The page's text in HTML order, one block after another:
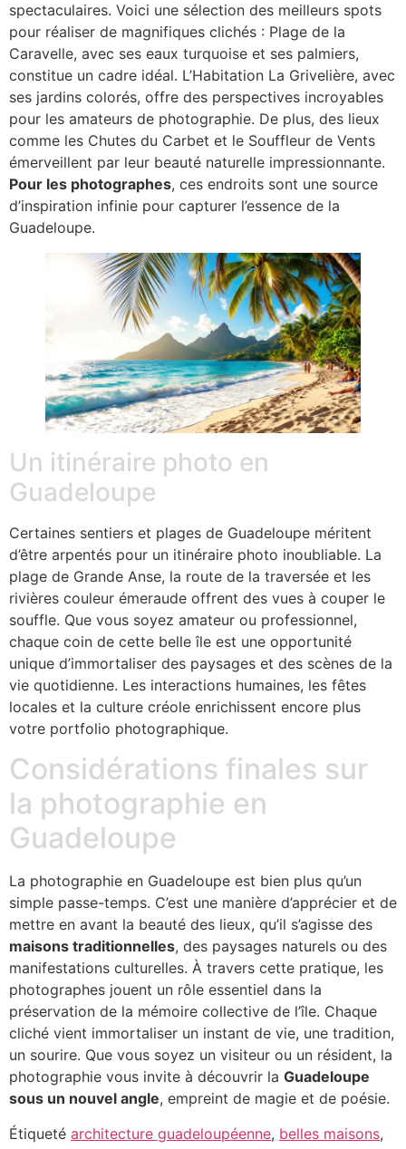
spectaculaires. Voici une sélection des meilleurs spots
pour réaliser de magnifiques clichés : Plage de la
Caravelle, avec ses eaux turquoise et ses palmiers,
constitue un cadre idéal. L’Habitation La Grivelière, avec
ses jardins colorés, offre des perspectives incroyables
pour les amateurs de photographie. De plus, des lieux
comme les Chutes du Carbet et le Souffleur de Vents
émerveillent par leur beauté naturelle impressionnante.
Pour les photographes, ces endroits sont une source
d’inspiration infinie pour capturer l’essence de la
Guadeloupe.
Un itinéraire photo en
Guadeloupe
Certaines sentiers et plages de Guadeloupe méritent
d’être arpentés pour un itinéraire photo inoubliable. La
plage de Grande Anse, la route de la traversée et les
rivières couleur émeraude offrent des vues à couper le
souffle. Que vous soyez amateur ou professionnel,
chaque coin de cette belle île est une opportunité
unique d’immortaliser des paysages et des scènes de la
vie quotidienne. Les interactions humaines, les fêtes
locales et la culture créole enrichissent encore plus
votre portfolio photographique.
Considérations finales sur
la photographie en
Guadeloupe
La photographie en Guadeloupe est bien plus qu’un
simple passe-temps. C’est une manière d’apprécier et de
mettre en avant la beauté des lieux, qu’il s’agisse des
maisons traditionnelles, des paysages naturels ou des
manifestations culturelles. À travers cette pratique, les
photographes jouent un rôle essentiel dans la
préservation de la mémoire collective de l’île. Chaque
cliché vient immortaliser un instant de vie, une tradition,
un sourire. Que vous soyez un visiteur ou un résident, la
photographie vous invite à découvrir la Guadeloupe
sous un nouvel angle, empreint de magie et de poésie.
Étiqueté architecture guadeloupéenne, belles maisons,